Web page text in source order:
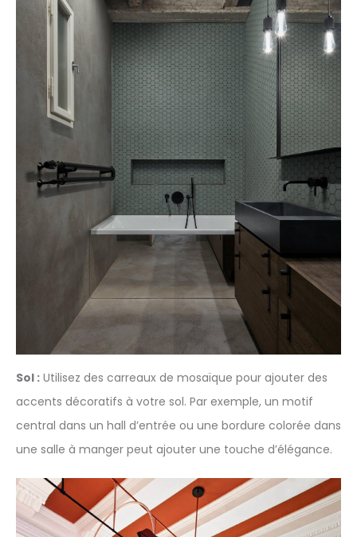
Sol : Utilisez des carreaux de mosaïque pour ajouter des
accents décoratifs à votre sol. Par exemple, un motif
central dans un hall d’entrée ou une bordure colorée dans
une salle à manger peut ajouter une touche d’élégance.